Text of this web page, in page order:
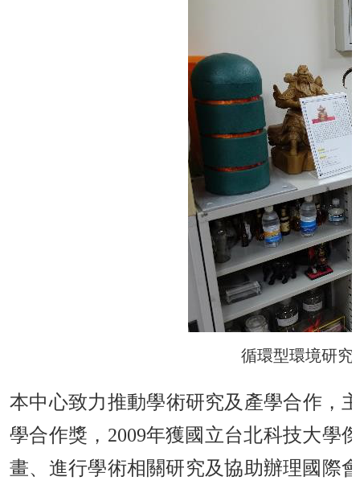
循環型環境研究
本中心致力推動學術研究及產學合作，
學合作獎，2009年獲國立台北科技大學
畫、進行學術相關研究及協助辦理國際